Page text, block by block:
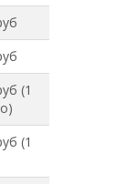
(1
(1